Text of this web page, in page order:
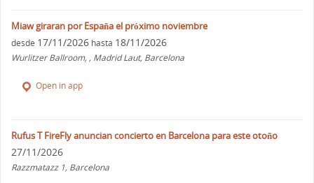
Miaw giraran por España el próximo noviembre
desde 17/11/2026 hasta 18/11/2026
Wurlitzer Ballroom, , Madrid Laut, Barcelona
Open in app
Rufus T FireFly anuncian concierto en Barcelona para este otoño
27/11/2026
Razzmatazz 1, Barcelona